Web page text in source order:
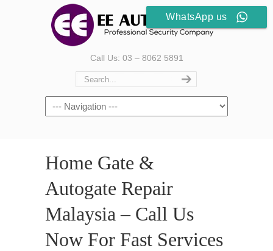
Call Us: 03 – 8062 5891
Home Gate &
Autogate Repair
Malaysia – Call Us
Now For Fast Services
WhatsApp us